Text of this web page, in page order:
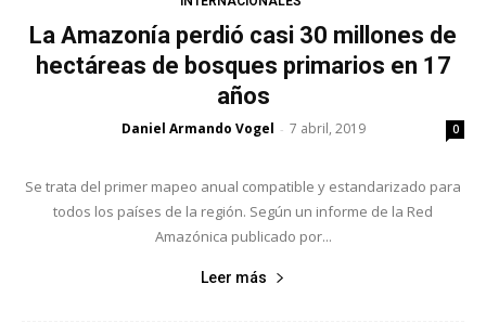
La Amazonía perdió casi 30 millones de
hectáreas de bosques primarios en 17
años
Daniel Armando Vogel - 7 abril, 2019 0
Se trata del primer mapeo anual compatible y estandarizado para
todos los países de la región. Según un informe de la Red
Amazónica publicado por...
Leer más